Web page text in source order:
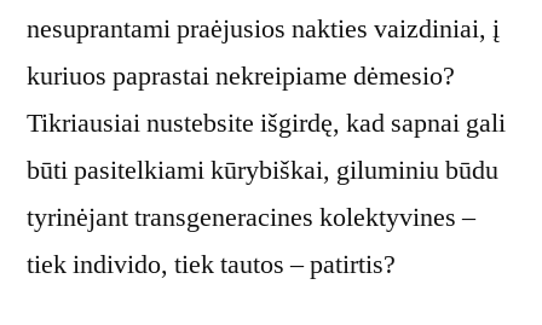
nesuprantami praėjusios nakties vaizdiniai, į
kuriuos paprastai nekreipiame dėmesio?
Tikriausiai nustebsite išgirdę, kad sapnai gali
būti pasitelkiami kūrybiškai, giluminiu būdu
tyrinėjant transgeneracines kolektyvines –
tiek individo, tiek tautos – patirtis?